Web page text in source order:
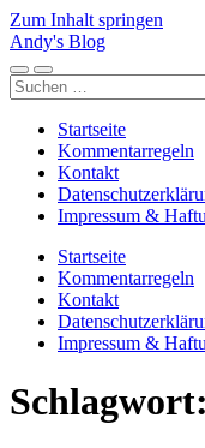
Zum Inhalt springen
Andy's Blog
Mobile-
Menü
Suchfeld
ein-/ausblenden
Suchen
nach:
Startseite
Kommentarregeln
Kontakt
Impressum &
Startseite
Kommentarregeln
Kontakt
Impressum &
Schlagwort: